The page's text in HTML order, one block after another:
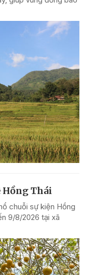
Hồng Thái
chuỗi sự kiện Hồng
9/8/2026 tại xã